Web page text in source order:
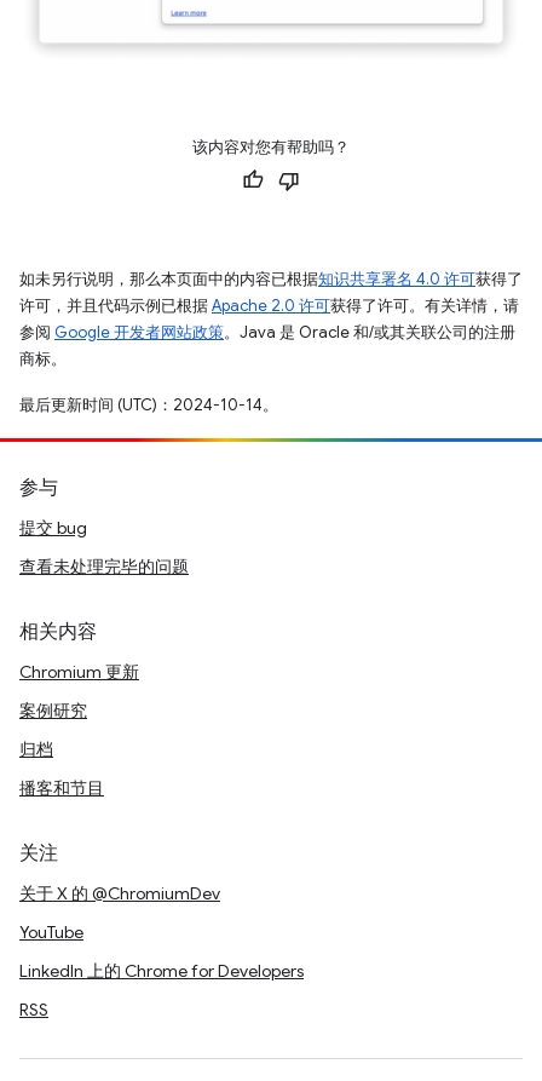
该内容对您有帮助吗？
如未另行说明，那么本页面中的内容已根据知识共享署名 4.0 许可获得了
许可，并且代码示例已根据Apache 2.0 许可获得了许可。有关详情，请
参阅 Google 开发者网站政策。Java 是 Oracle 和/或其关联公司的注册
商标。
最后更新时间 (UTC)：2024-10-14。
参与
提交 bug
查看未处理完毕的问题
相关内容
Chromium 更新
案例研究
归档
播客和节目
关注
关于 X 的 @ChromiumDev
YouTube
LinkedIn 上的 Chrome for Developers
RSS